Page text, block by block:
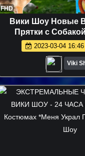
FHD
Вики Шоу Новые
Прятки с
Деревне у2023-03-04 16:46
Viki